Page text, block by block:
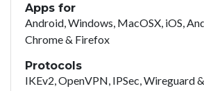
Apps for
Android, Windows, MacOSX, iOS,
Chrome & Firefox
Protocols
IKEv2, OpenVPN, IPSec, Wireguard